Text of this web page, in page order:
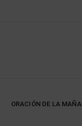
ORACIÓN DE LA